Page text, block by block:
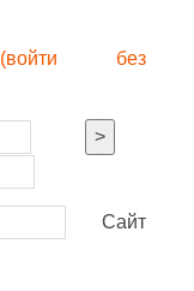
(войти без
>
Сайт